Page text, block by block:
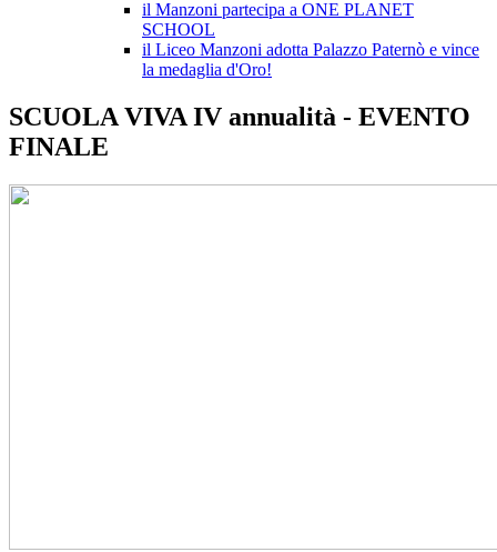
il Manzoni partecipa a ONE PLANET
SCHOOL
il Liceo Manzoni adotta Palazzo Paternò e vince
la medaglia d'Oro!
SCUOLA VIVA IV annualità - EVENTO
FINALE